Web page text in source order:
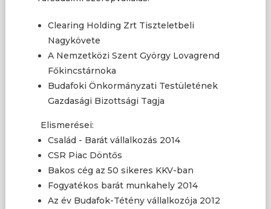
Clearing Holding Zrt Tiszteletbeli
Nagykövete
A Nemzetközi Szent György Lovagrend
Főkincstárnoka
Budafoki Önkormányzati Testületének
Gazdasági Bizottsági Tagja
Elismerései:
Család - Barát vállalkozás 2014
CSR Piac Döntős
Bakos cég az 50 sikeres KKV-ban
Fogyatékos barát munkahely 2014
Az év Budafok-Tétény vállalkozója 2012